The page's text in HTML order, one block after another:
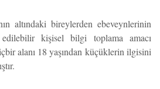
altındaki bireylerden ebeveynlerinin
kişisel bilgi toplama amacı
alanı 18 yaşından küçüklerin ilgisini